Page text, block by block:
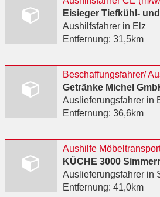
Eisieger Tiefkühl-
Aushilfsfahrerin Elz
Entfernung: 31,5km
Beschaffungsfahrer/
Getränke Michel
Auslieferungsfahrerin
Entfernung: 36,6km
Aushilfe
KÜCHE 3000
Auslieferungsfahrerin
Entfernung: 41,0km